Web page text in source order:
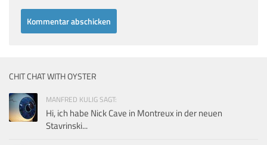
CHIT CHAT WITH OYSTER
MANFRED KULIG SAGT:
Hi, ich habe Nick Cave in Montreux in der neuen
Stavrinski...